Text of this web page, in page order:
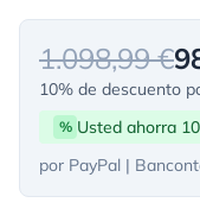
1.098,99 €
10% de descuento
% Usted ahorra
por PayPal |